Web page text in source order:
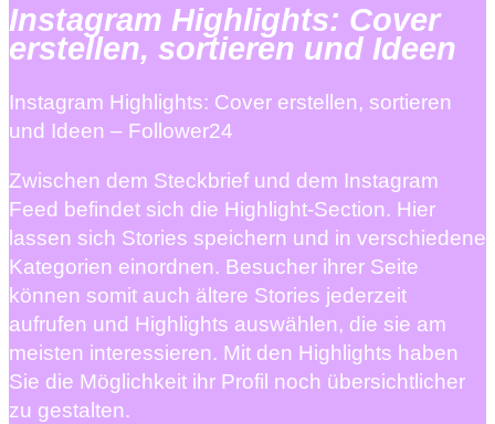
Instagram Highlights: Cover
erstellen, sortieren und Ideen
Instagram Highlights: Cover erstellen, sortieren
und Ideen – Follower24
Zwischen dem Steckbrief und dem Instagram
Feed befindet sich die Highlight-Section. Hier
lassen sich Stories speichern und in verschiedene
Kategorien einordnen. Besucher ihrer Seite
können somit auch ältere Stories jederzeit
aufrufen und Highlights auswählen, die sie am
meisten interessieren. Mit den Highlights haben
Sie die Möglichkeit ihr Profil noch übersichtlicher
zu gestalten.